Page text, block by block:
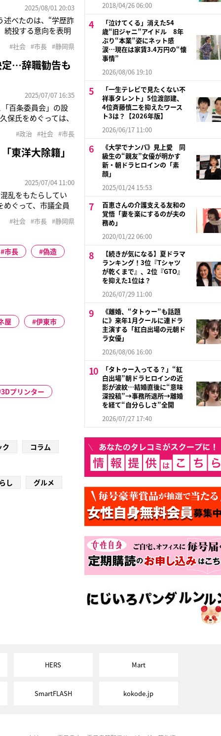
2025/08/01 20:03
述べたのは、“学歴詐
続投する意向を表明
任以降に発行された
#社会 #市長 #静岡県
…辞職勧告も
2025/07/07 16:35
百条委員会」の設
氏をめぐっては、
発文”をきかっけ
#政治 #社会 #市長
東洋大除籍」
2025/07/04 11:00
乱をもたらしてい
ぐって、市議全員
ですが、当選後に発
#社会 #市長 #静岡県
市長 偽造
屋 伊東市
3Dプリンター
ク コラム
し グルメ
2018/04/26 06:00
「泣けてくる」消えた54
歳“旧ジャニ”アイドル 8年
ぶり“本業”姿にネット感
涙…現在は家賃3.4万円の“懐
事情”
2026/08/06 19:10
「一生テレビで見たくない不
祥事タレント」5位渡部建、
4位斉藤慎二を抑えたワース
ト3は？【2026年版】
2026/06/17 11:00
《大学でナンパ》見上愛 同
級生の“親友”女優が明かす
新・朝ドラヒロインの「素
顔」
2025/01/24 15:53
百恵さんの介護支える友和の
覚悟「妻を楽にするのが夫の
務め」
2020/01/22 06:00
【続きが気になる】夏ドラマ
ランキング！3位『Tシャツ
が乾くまで』、2位『GTO』
を抑えた1位は？
2026/07/29 11:00
《離婚、“タトゥー”も話題
に》来年1月クールに連ドラ
主演する「紅白出場の元朝ド
ラ女優」
2026/08/06 16:00
「タトゥー入ってる？」“紅
白出場”朝ドラヒロインの近
影が波紋…結婚直後に“意味
深投稿”→事務所退所→離婚
を経て“自分らしさ”全開
2026/07/27 17:40
HERS Mart
SmartFLASH kokode.jp